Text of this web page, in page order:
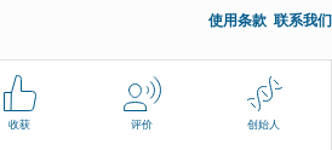
收获 评价 创始人
使用条款 联系我们